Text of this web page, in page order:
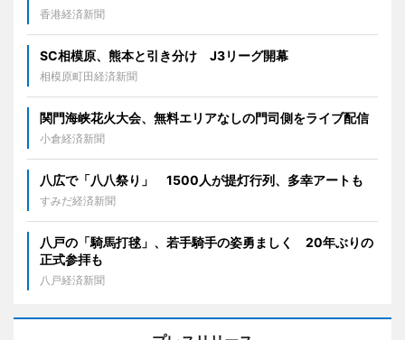
香港経済新聞
SC相模原、熊本と引き分け J3リーグ開幕
相模原町田経済新聞
関門海峡花火大会、無料エリアなしの門司側をライブ配信
小倉経済新聞
八広で「八八祭り」 1500人が提灯行列、多幸アートも
すみだ経済新聞
八戸の「騎馬打毬」、若手騎手の姿勇ましく 20年ぶりの
正式参拝も
八戸経済新聞